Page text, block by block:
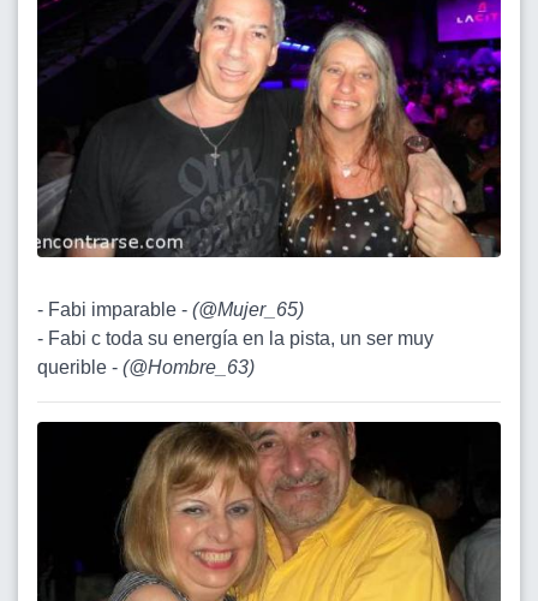
- Fabi imparable - (@Mujer_65)
- Fabi c toda su energía en la pista, un ser muy
querible - (@Hombre_63)